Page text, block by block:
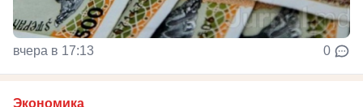
вчера в 17:13 0
Экономика